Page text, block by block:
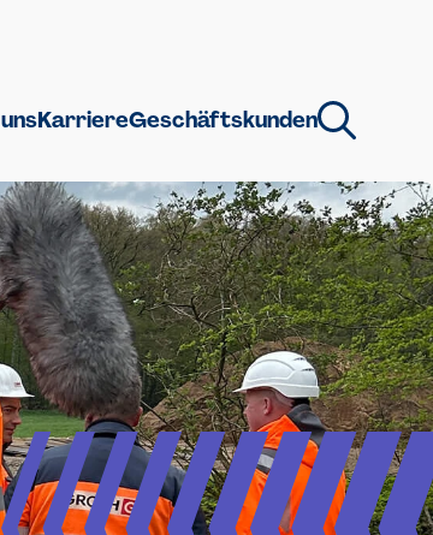
KarriereGeschäftskunden